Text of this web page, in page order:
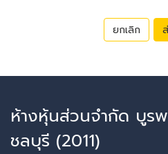
ยกเลิก
ห้างหุ้นส่วนจำกัด บูร
ชลบุรี (2011)